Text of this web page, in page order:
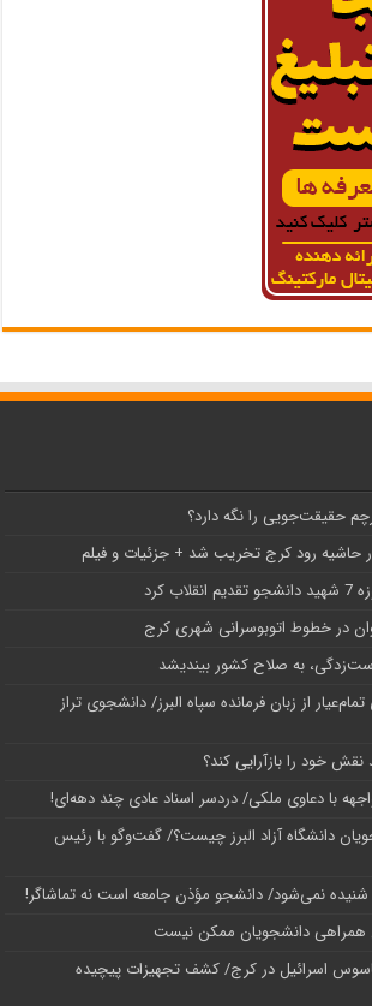
حقیقت‌جویی را نگه دارد؟
حاشیه‌ رود کرج تخریب شد + جزئیات و فیلم
به صلاح کشور بیندیشد
از زبان فرمانده سپاه البرز/ دانشجوی تراز
نقش خود را بازآرایی کند؟
با دعاوی ملکی/ دردسر اسناد عادی چند‌ دهه‌ای!
دانشگاه آزاد البرز چیست؟/ گفت‌وگو با رئیس
نمی‌شود/ دانشجو مؤذن جامعه است نه تماشاگر!
همراهی دانشجویان ممکن نیست
اسرائیل در کرج/‌ کشف تجهیزات پیچیده